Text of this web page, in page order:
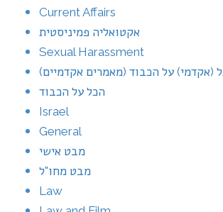
Current Affairs
אקטואליה פמיניסטית
Sexual Harassment
(אקדמי) על הכבוד (מאמרים אקדמיים)
הכל על הכבוד
Israel
General
מבט אישי
מבט מחו"ל
Law